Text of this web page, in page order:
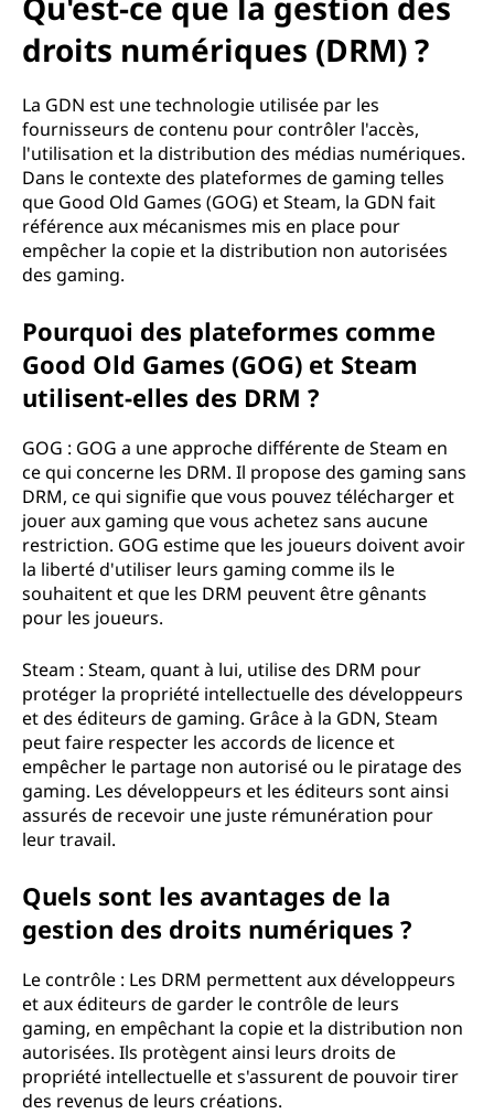
droits numériques (DRM) ?
La GDN est une technologie utilisée par les
fournisseurs de contenu pour contrôler l'accès,
l'utilisation et la distribution des médias numériques.
Dans le contexte des plateformes de gaming telles
que Good Old Games (GOG) et Steam, la GDN fait
référence aux mécanismes mis en place pour
empêcher la copie et la distribution non autorisées
des gaming.
Pourquoi des plateformes comme
Good Old Games (GOG) et Steam
utilisent-elles des DRM ?
GOG : GOG a une approche différente de Steam en
ce qui concerne les DRM. Il propose des gaming sans
DRM, ce qui signifie que vous pouvez télécharger et
jouer aux gaming que vous achetez sans aucune
restriction. GOG estime que les joueurs doivent avoir
la liberté d'utiliser leurs gaming comme ils le
souhaitent et que les DRM peuvent être gênants
pour les joueurs.
Steam : Steam, quant à lui, utilise des DRM pour
protéger la propriété intellectuelle des développeurs
et des éditeurs de gaming. Grâce à la GDN, Steam
peut faire respecter les accords de licence et
empêcher le partage non autorisé ou le piratage des
gaming. Les développeurs et les éditeurs sont ainsi
assurés de recevoir une juste rémunération pour
leur travail.
Quels sont les avantages de la
gestion des droits numériques ?
Le contrôle : Les DRM permettent aux développeurs
et aux éditeurs de garder le contrôle de leurs
gaming, en empêchant la copie et la distribution non
autorisées. Ils protègent ainsi leurs droits de
propriété intellectuelle et s'assurent de pouvoir tirer
des revenus de leurs créations.